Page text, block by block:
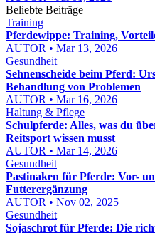
Beliebte Beiträge
Training
Pferdewippe: Training,
AUTOR • Mar 13, 2026
Gesundheit
Sehnenscheide beim Pferd:
Behandlung von Problemen
AUTOR • Mar 16, 2026
Haltung & Pflege
Schulpferde: Alles, was du
Reitsport wissen musst
AUTOR • Mar 14, 2026
Gesundheit
Pastinaken für Pferde: Vor-
Futterergänzung
AUTOR • Nov 02, 2025
Gesundheit
Sojaschrot für Pferde: Die